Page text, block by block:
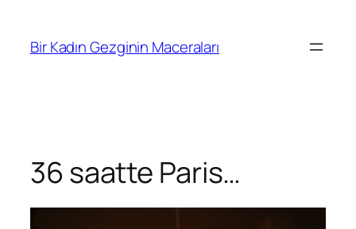
Bir Kadın Gezginin Maceraları
36 saatte Paris…